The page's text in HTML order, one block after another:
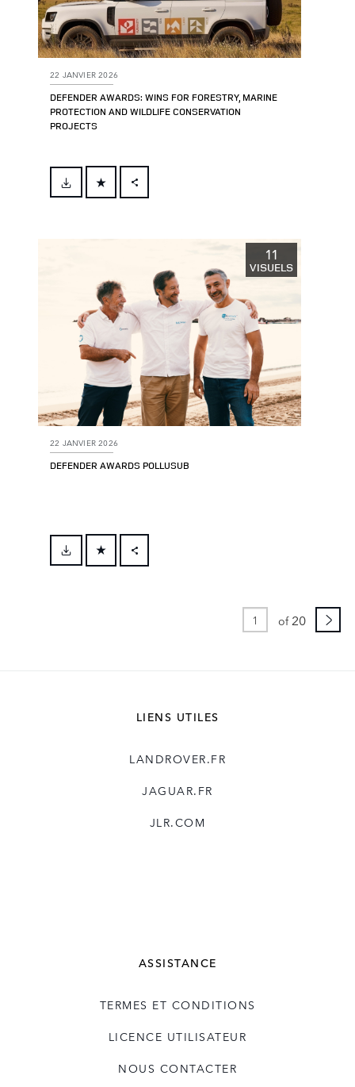
22 JANVIER 2026
DEFENDER AWARDS: WINS FOR FORESTRY, MARINE
PROTECTION AND WILDLIFE CONSERVATION
PROJECTS
FACEBOOK
SHARE
11
VISUELS
22 JANVIER 2026
DEFENDER AWARDS POLLUSUB
FACEBOOK
of 20
LIENS UTILES
LANDROVER.FR
JAGUAR.FR
JLR.COM
ASSISTANCE
TERMES ET CONDITIONS
LICENCE UTILISATEUR
NOUS CONTACTER